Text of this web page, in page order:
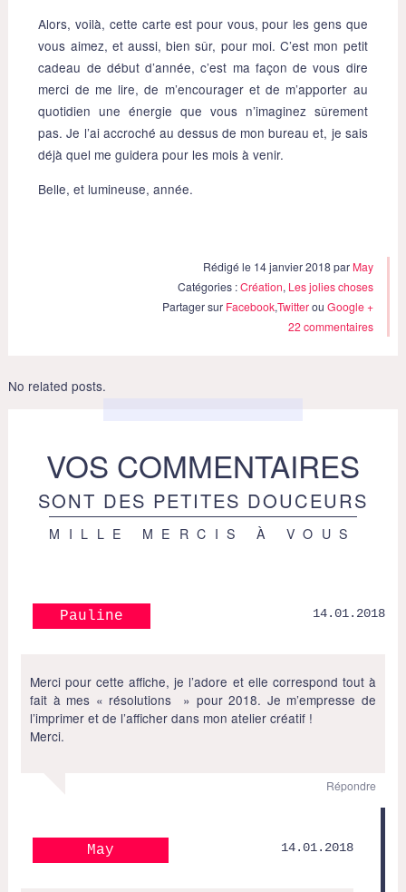
Alors, voilà, cette carte est pour vous, pour les gens que
vous aimez, et aussi, bien sûr, pour moi. C’est mon petit
cadeau de début d’année, c’est ma façon de vous dire
merci de me lire, de m’encourager et de m’apporter au
quotidien une énergie que vous n’imaginez sûrement
pas. Je l’ai accroché au dessus de mon bureau et, je sais
déjà quel me guidera pour les mois à venir.
Belle, et lumineuse, année.
Rédigé le 14 janvier 2018 par May
Catégories :Création, Les jolies choses
Partager sur Facebook,TwitterouGoogle +
22 commentaires
No related posts.
VOS COMMENTAIRES
SONT DES PETITES DOUCEURS
MILLE MERCIS À VOUS
Pauline 14.01.2018
Merci pour cette affiche, je l’adore et elle correspond tout à
fait à mes « résolutions » pour 2018. Je m’empresse de
l’imprimer et de l’afficher dans mon atelier créatif !
Merci.
Répondre
May 14.01.2018